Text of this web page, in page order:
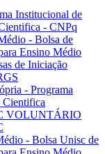
Institucional de
- CNPq
- Bolsa de
Ensino Médio
de Iniciação
- Programa
Cientifica
VOLUNTÁRIO
- Bolsa Unisc de